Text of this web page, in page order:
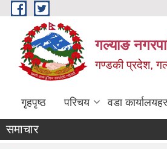
Skip to main content
गल्याङ
गण्डकी प्रदेश,
गृहपृष्ठ परिचय वडा
समाचार